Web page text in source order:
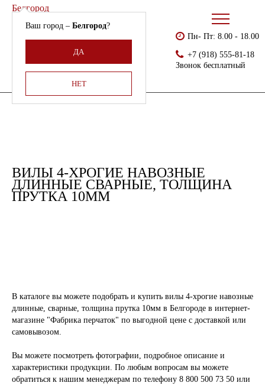
Белгород
Ваш город –Белгород?
ДА
НЕТ
Армения, Молдавия,
Пн- Пт: 8.00 - 18.00
+7 (918) 555-81-18
Звонок бесплатный
Вилы 4-хрогие навозные длинные сварные, толщина прутка 10мм
ВИЛЫ 4-ХРОГИЕ НАВОЗНЫЕ
ДЛИННЫЕ СВАРНЫЕ, ТОЛЩИНА
ПРУТКА 10ММ
В каталоге вы можете подобрать и купить вилы 4-хрогие навозные
длинные, сварные, толщина прутка 10мм в Белгороде в интернет-
магазине "Фабрика перчаток" по выгодной цене с доставкой или
самовывозом.
Вы можете посмотреть фотографии, подробное описание и
характеристики продукции. По любым вопросам вы можете
обратиться к нашим менеджерам по телефону 8 800 500 73 50 или